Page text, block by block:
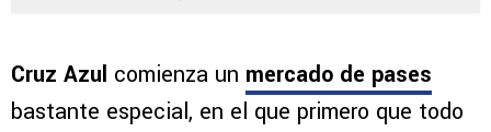
Cruz Azul comienza un mercado de pases
bastante especial, en el que primero que todo